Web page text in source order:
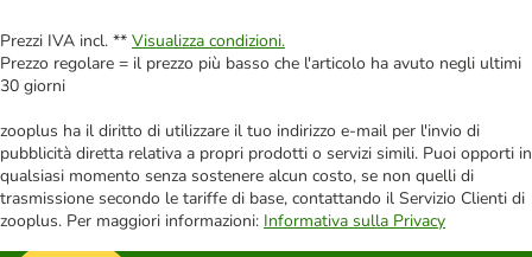
Prezzi IVA incl. ** Visualizza condizioni.
Prezzo regolare = il prezzo più basso che l'articolo ha avuto negli ultimi
30 giorni
zooplus ha il diritto di utilizzare il tuo indirizzo e-mail per l'invio di
pubblicità diretta relativa a propri prodotti o servizi simili. Puoi opporti in
qualsiasi momento senza sostenere alcun costo, se non quelli di
trasmissione secondo le tariffe di base, contattando il Servizio Clienti di
zooplus. Per maggiori informazioni: Informativa sulla Privacy